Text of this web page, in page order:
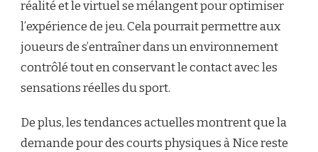
réalité et le virtuel se mélangent pour optimiser
l’expérience de jeu. Cela pourrait permettre aux
joueurs de s’entraîner dans un environnement
contrôlé tout en conservant le contact avec les
sensations réelles du sport.
De plus, les tendances actuelles montrent que la
demande pour des courts physiques à Nice reste